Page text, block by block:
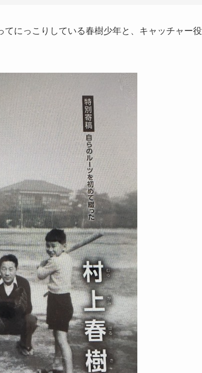
にっこりしている春樹少年と、キャッチャー役